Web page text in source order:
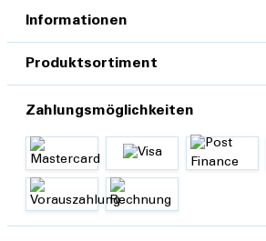
Informationen
Produktsortiment
Zahlungsmöglichkeiten